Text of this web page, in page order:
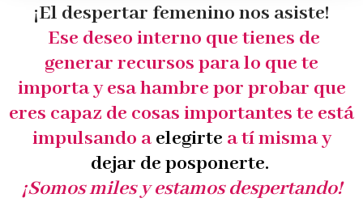
¡El despertar femenino nos asiste!
Ese deseo interno que tienes de
generar recursos para lo que te
importa y esa hambre por probar que
eres capaz de cosas importantes te está
impulsando aelegirte a tí misma y
dejar de posponerte.
¡Somos miles y estamos despertando!